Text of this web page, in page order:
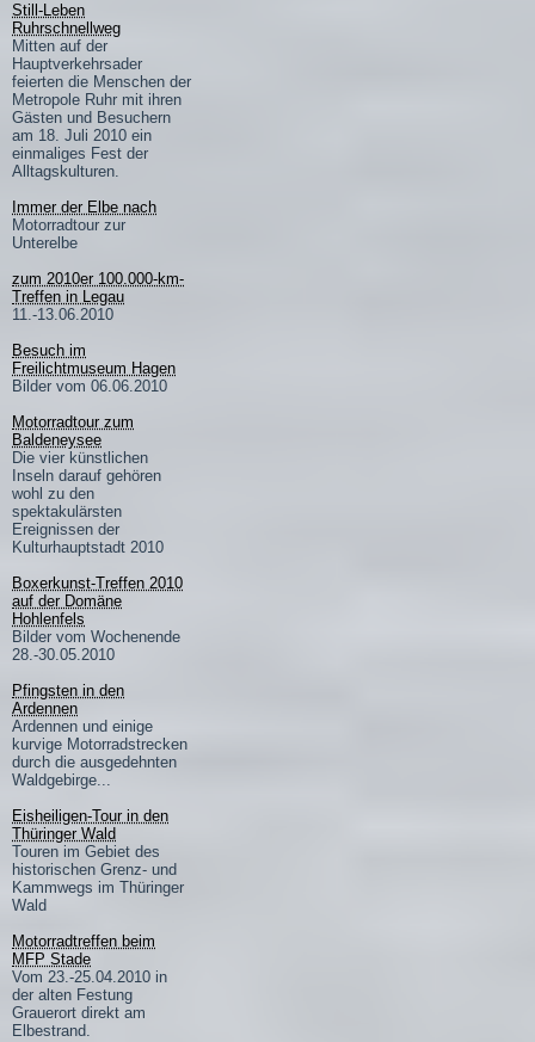
Still-Leben
Ruhrschnellweg
Mitten auf der
Hauptverkehrsader
feierten die Menschen der
Metropole Ruhr mit ihren
Gästen und Besuchern
am 18. Juli 2010 ein
einmaliges Fest der
Alltagskulturen.
Immer der Elbe nach
Motorradtour zur
Unterelbe
zum 2010er 100.000-km-
Treffen in Legau
11.-13.06.2010
Besuch im
Freilichtmuseum Hagen
Bilder vom 06.06.2010
Motorradtour zum
Baldeneysee
Die vier künstlichen
Inseln darauf gehören
wohl zu den
spektakulärsten
Ereignissen der
Kulturhauptstadt 2010
Boxerkunst-Treffen 2010
auf der Domäne
Hohlenfels
Bilder vom Wochenende
28.-30.05.2010
Pfingsten in den
Ardennen
Ardennen und einige
kurvige Motorradstrecken
durch die ausgedehnten
Waldgebirge...
Eisheiligen-Tour in den
Thüringer Wald
Touren im Gebiet des
historischen Grenz- und
Kammwegs im Thüringer
Wald
Motorradtreffen beim
MFP Stade
Vom 23.-25.04.2010 in
der alten Festung
Grauerort direkt am
Elbestrand.